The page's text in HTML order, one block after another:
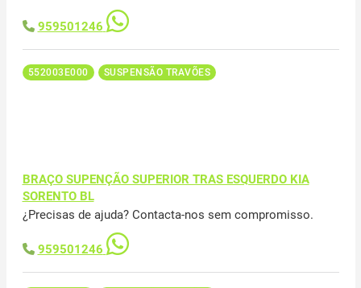
959501246
552003E000 SUSPENSÃO TRAVÕES
BRAÇO SUPENÇÃO SUPERIOR TRAS ESQUERDO KIA
SORENTO BL
¿Precisas de ajuda? Contacta-nos sem compromisso.
959501246